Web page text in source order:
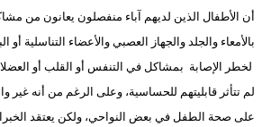
أن الأطفال الذين لديهم آباء منفصلون يعانون من
بالأمعاء والجلد والجهاز العصبي والأعضاء التناسلية أو
لخطر الإصابة بمشاكل في التنفس أو القلب أو
لم تتأثر قابليتهم للحساسية، وعلى الرغم من أنه غير
على صحة الطفل في بعض النواحي، ولكن يعتقد